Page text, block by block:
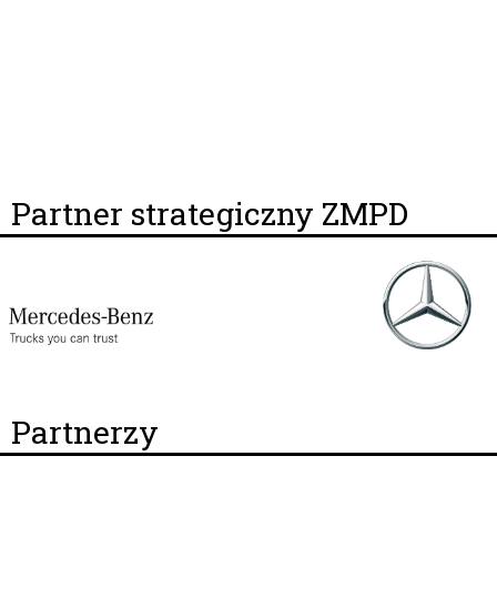
Partner strategiczny ZMPD
Partnerzy